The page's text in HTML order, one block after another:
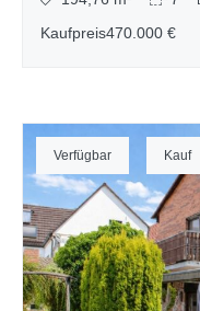
Kaufpreis470.000 €
Verfügbar Kauf